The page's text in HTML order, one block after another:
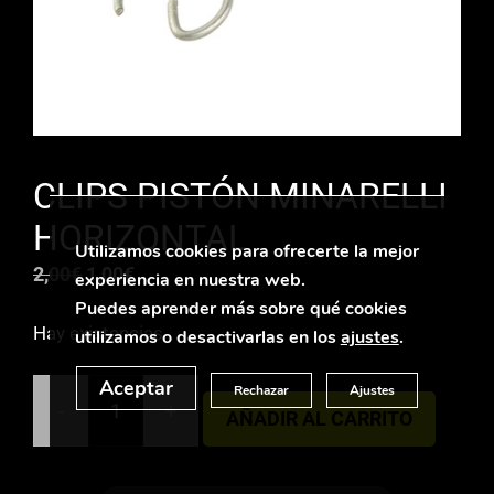
CLIPS PISTÓN MINARELLI
HORIZONTAL
2,00 €El
precio
original
era:
2,00€.
1,00€El
precio
actual
es:
1,00€.
Hay existencias
CLIPS
+ AÑADIR AL CARRITO
Utilizamos cookies para ofrecerte la mejor
experiencia en nuestra web.
Puedes aprender más sobre qué cookies
utilizamos o desactivarlas en losajustes.
Aceptar Rechazar Ajustes